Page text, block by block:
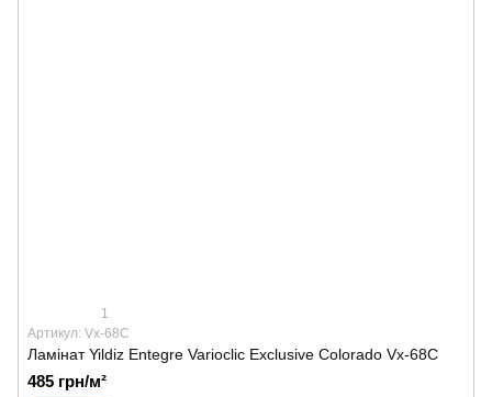
1
Артикул: Vx-68C
Ламінат Yildiz Entegre Varioclic Exclusive Сolorado Vx-68C
485 грн/м²